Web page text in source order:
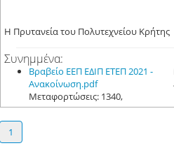
Η Πρυτανεία του Πολυτεχνείου Κρήτης
Συνημμένα:
Βραβείο ΕΕΠ ΕΔΙΠ ΕΤΕΠ 2021 -
Ανακοίνωση.pdf
Μεταφορτώσεις: 1340,
1